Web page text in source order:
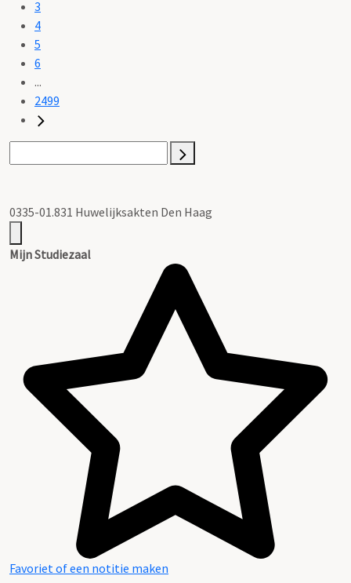
3
4
5
6
...
2499
0335-01.831 Huwelijksakten Den Haag
Mijn Studiezaal
Favoriet of een notitie maken